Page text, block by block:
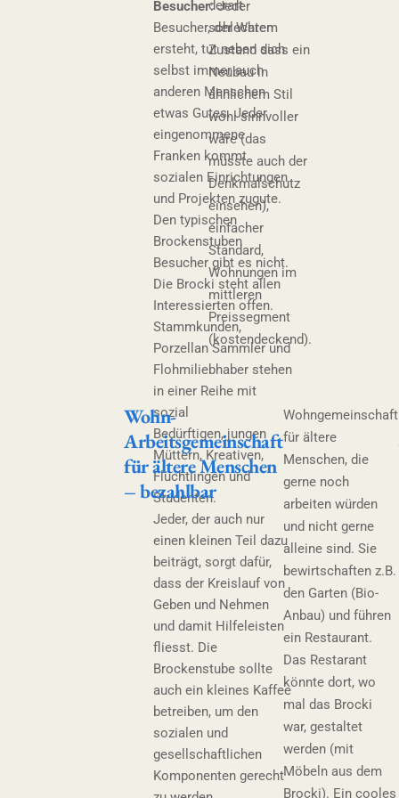
Besucher: Jeder
Besucher, der Waren
ersteht, tut neben sich
selbst immer auch
anderen Menschen
etwas Gutes. Jeder
eingenommene
Franken kommt
sozialen Einrichtungen
und Projekten zugute.
Den typischen
Brockenstuben
Besucher gibt es nicht.
Die Brocki steht allen
Interessierten offen.
Stammkunden,
Porzellan Sammler und
Flohmiliebhaber stehen
in einer Reihe mit
sozial
Bedürftigen, jungen
Müttern, Kreativen,
Flüchtlingen und
Studenten.
Jeder, der auch nur
einen kleinen Teil dazu
beiträgt, sorgt dafür,
dass der Kreislauf von
Geben und Nehmen
und damit Hilfeleisten
fliesst. Die
Brockenstube sollte
auch ein kleines Kaffee
betreiben, um den
sozialen und
gesellschaftlichen
Komponenten gerecht
derart
schlechtem
Zustand dass ein
Neubau in
ähnlichem Stil
wohl sinnvoller
wäre (das
müsste auch der
Denkmalschutz
einsehen),
einfacher
Standard,
Wohnungen im
mittleren
Preissegment
(kostendeckend).
Wohn-
Arbeitsgemeinschaft
für ältere Menschen
– bezahlbar
Wohngemeinschaft
für ältere
Menschen, die
gerne noch
arbeiten würden
und nicht gerne
alleine sind. Sie
bewirtschaften z.B.
den Garten (Bio-
Anbau) und führen
ein Restaurant.
Das Restarant
könnte dort, wo
mal das Brocki
war, gestaltet
werden (mit
Möbeln aus dem
Brocki). Ein cooles